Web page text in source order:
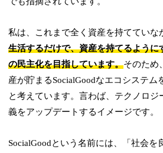
私は、これまで全く資産を持てていな
生活するだけで、資産を持てるように
の民主化を目指しています。そのため
産が貯まるSocialGoodなエコシステム
と考えています。言わば、テクノロジ
義をアップデートするイメージです。
SocialGoodという名前には、「社会を